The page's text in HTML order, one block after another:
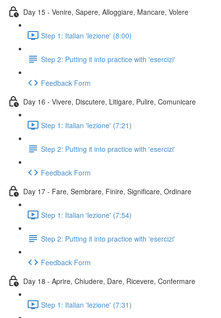
Day 15 - Venire, Sapere, Alloggiare, Mancare, Volere
Step 1: Italian 'lezione' (8:00)
Step 2: Putting it into practice with 'esercizi'
Feedback Form
Day 16 - Vivere, Discutere, Litigare, Pulire, Comunicare
Step 1: Italian 'lezione' (7:21)
Step 2: Putting it into practice with 'esercizi'
Feedback Form
Day 17 - Fare, Sembrare, Finire, Significare, Ordinare
Step 1: Italian 'lezione' (7:54)
Step 2: Putting it into practice with 'esercizi'
Feedback Form
Day 18 - Aprire, Chiudere, Dare, Ricevere, Confermare
Step 1: Italian 'lezione' (7:31)